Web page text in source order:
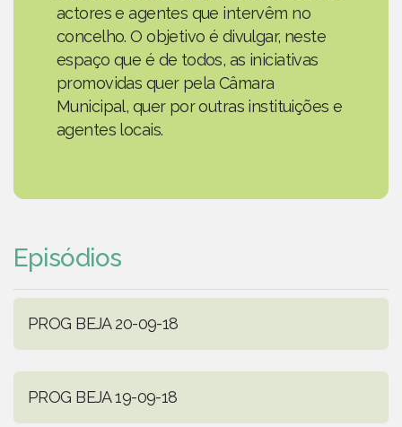
actores e agentes que intervêm no
concelho. O objetivo é divulgar, neste
espaço que é de todos, as iniciativas
promovidas quer pela Câmara
Municipal, quer por outras instituições e
agentes locais.
Episódios
PROG BEJA 20-09-18
PROG BEJA 19-09-18